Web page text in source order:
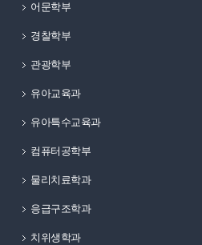
어문학부
경찰학부
관광학부
유아교육과
유아특수교육과
컴퓨터공학부
물리치료학과
응급구조학과
치위생학과